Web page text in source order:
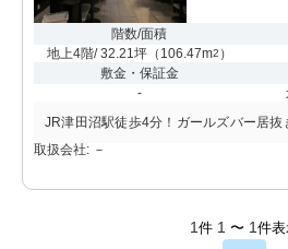
階数/面積
地上4階/ 32.21坪（ 106.47m2 ）
敷金・保証金
-
JR津田沼駅徒歩4分！ガールズバー居抜
取扱会社: －
1 件 1 〜 1 件表